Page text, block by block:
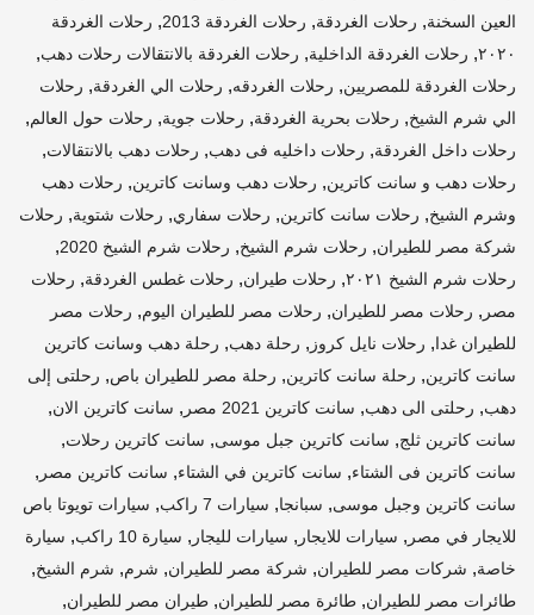
العين السخنة, رحلات الغردقة, رحلات الغردقة 2013 , رحلات الغردقة
٢٠٢٠, رحلات الغردقة الداخلية, رحلات الغردقة بالانتقالات رحلات دهب,
رحلات الغردقة للمصريين, رحلات الغردقه, رحلات الي الغردقة, رحلات
الي شرم الشيخ, رحلات بحرية الغردقة, رحلات جوية, رحلات حول العالم,
رحلات داخل الغردقة, رحلات داخليه فى دهب, رحلات دهب بالانتقالات,
رحلات دهب و سانت كاترين, رحلات دهب وسانت كاترين, رحلات دهب
وشرم الشيخ, رحلات سانت كاترين, رحلات سفاري, رحلات شتوية, رحلات
شركة مصر للطيران, رحلات شرم الشيخ, رحلات شرم الشيخ 2020 ,
رحلات شرم الشيخ ٢٠٢١ , رحلات طيران, رحلات غطس الغردقة, رحلات
مصر , رحلات مصر للطيران, رحلات مصر للطيران اليوم, رحلات مصر
للطيران غدا, رحلات نايل كروز , رحلة دهب, رحلة دهب وسانت كاترين
سانت كاترين, رحلة سانت كاترين, رحلة مصر للطيران باص, رحلتى إلى
دهب, رحلتى الى دهب, سانت كاترين 2021 مصر , سانت كاترين الان,
سانت كاترين ثلج, سانت كاترين جبل موسى, سانت كاترين رحلات,
سانت كاترين فى الشتاء, سانت كاترين في الشتاء, سانت كاترين مصر ,
سانت كاترين وجبل موسى, سبانجا, سيارات 7 راكب , سيارات تويوتا باص
للايجار في مصر , سيارات للايجار , سيارات لليجار , سيارة 10 راكب , سيارة
خاصة, شركات مصر للطيران, شركة مصر للطيران, شرم, شرم الشيخ,
طائرات مصر للطيران, طائرة مصر للطيران, طيران مصر للطيران,